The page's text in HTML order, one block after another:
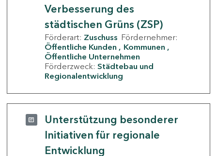
Verbesserung des
städtischen Grüns (ZSP)
Förderart: Zuschuss Fördernehmer:
Öffentliche Kunden
Kommunen
Öffentliche Unternehmen
Förderzweck: Städtebau und
Regionalentwicklung
Unterstützung besonderer
Initiativen für regionale
Entwicklung